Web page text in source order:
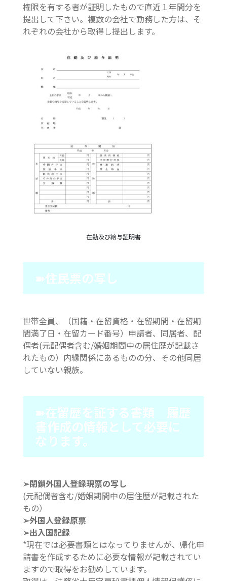
権限を有する者が証明したもので直近１年間分を
提出して下さい。複数の会社で勤務した方は、そ
れぞれの会社から取得し提出します。
在勤及び給与証明書
➽住民票の写し
世帯全員、（国籍・在留資格・在留期間・在留期
間満了日・在留カード番号）申請者、同居者、配
偶者(元配偶者含む/婚姻期間中の居住歴が記載さ
れたもの）内縁関係にあるものの分、その他同居
していない親族。
➽在留歴を証する書類 履歴
書作成の情報として必要に
なります。
➢閉鎖外国人登録現票の写し
(元配偶者含む/婚姻期間中の居住歴が記載された
もの）
➢外国人登録原票
➢出入国記録
*現在では必要書類とはなってりませんが、帰化申
請書を作成するために必要な情報が記載されてい
ますので取得をお勧めしています。